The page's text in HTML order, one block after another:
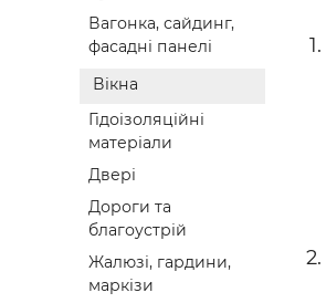
Вагонка, сайдинг,
фасадні панелі
Вікна
Гідоізоляційні
матеріали
Двері
Дороги та
благоустрій
Жалюзі, гардини,
маркізи